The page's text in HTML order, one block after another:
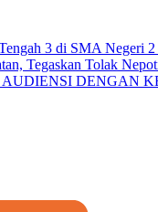
3 di SMA Negeri
Tegaskan Tolak
AUDIENSI DENGAN